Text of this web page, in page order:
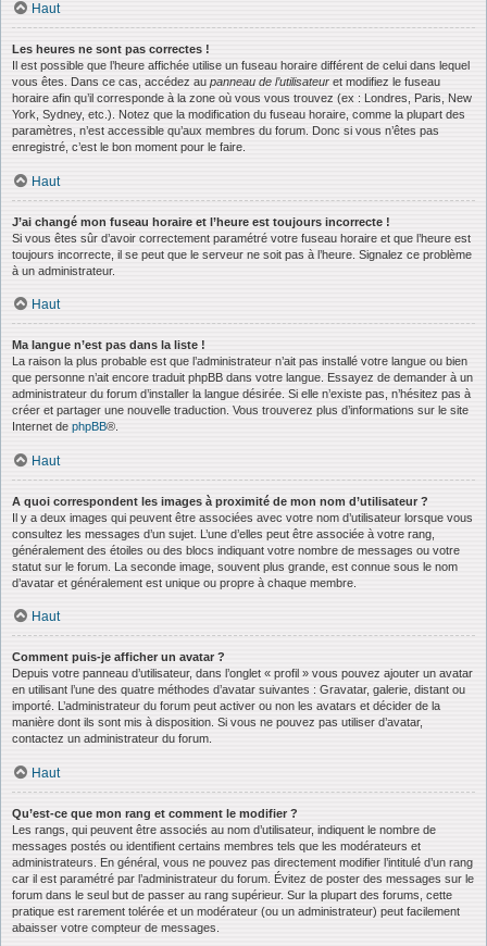
Haut
Les heures ne sont pas correctes !
Il est possible que l’heure affichée utilise un fuseau horaire différent de celui dans lequel
vous êtes. Dans ce cas, accédez au panneau de l’utilisateur et modifiez le fuseau
horaire afin qu’il corresponde à la zone où vous vous trouvez (ex : Londres, Paris, New
York, Sydney, etc.). Notez que la modification du fuseau horaire, comme la plupart des
paramètres, n’est accessible qu’aux membres du forum. Donc si vous n’êtes pas
enregistré, c’est le bon moment pour le faire.
Haut
J’ai changé mon fuseau horaire et l’heure est toujours incorrecte !
Si vous êtes sûr d’avoir correctement paramétré votre fuseau horaire et que l’heure est
toujours incorrecte, il se peut que le serveur ne soit pas à l’heure. Signalez ce problème
à un administrateur.
Haut
Ma langue n’est pas dans la liste !
La raison la plus probable est que l’administrateur n’ait pas installé votre langue ou bien
que personne n’ait encore traduit phpBB dans votre langue. Essayez de demander à un
administrateur du forum d’installer la langue désirée. Si elle n’existe pas, n’hésitez pas à
créer et partager une nouvelle traduction. Vous trouverez plus d’informations sur le site
Internet de phpBB®.
Haut
A quoi correspondent les images à proximité de mon nom d’utilisateur ?
Il y a deux images qui peuvent être associées avec votre nom d’utilisateur lorsque vous
consultez les messages d’un sujet. L’une d’elles peut être associée à votre rang,
généralement des étoiles ou des blocs indiquant votre nombre de messages ou votre
statut sur le forum. La seconde image, souvent plus grande, est connue sous le nom
d’avatar et généralement est unique ou propre à chaque membre.
Haut
Comment puis-je afficher un avatar ?
Depuis votre panneau d’utilisateur, dans l’onglet « profil » vous pouvez ajouter un avatar
en utilisant l’une des quatre méthodes d’avatar suivantes : Gravatar, galerie, distant ou
importé. L’administrateur du forum peut activer ou non les avatars et décider de la
manière dont ils sont mis à disposition. Si vous ne pouvez pas utiliser d’avatar,
contactez un administrateur du forum.
Haut
Qu’est-ce que mon rang et comment le modifier ?
Les rangs, qui peuvent être associés au nom d’utilisateur, indiquent le nombre de
messages postés ou identifient certains membres tels que les modérateurs et
administrateurs. En général, vous ne pouvez pas directement modifier l’intitulé d’un rang
car il est paramétré par l’administrateur du forum. Évitez de poster des messages sur le
forum dans le seul but de passer au rang supérieur. Sur la plupart des forums, cette
pratique est rarement tolérée et un modérateur (ou un administrateur) peut facilement
abaisser votre compteur de messages.